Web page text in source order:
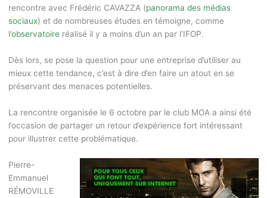
rencontre avec Frédéric CAVAZZA (panorama des médias
sociaux) et de nombreuses études en témoigne, comme
l’observatoireréalisé il y a moins d’un an par l’IFOP.
Dès lors, se pose la question pour une entreprise d’utiliser au
mieux cette tendance, c’est à dire d’en faire un atout en se
préservant des menaces potentielles.
La rencontre organisée le 6 octobre par le club MOA a ainsi été
l’occasion de partager un retour d’expérience fort intéressant
pour illustrer cette problématique.
Pierre-
Emmanuel
RÉMOVILLE